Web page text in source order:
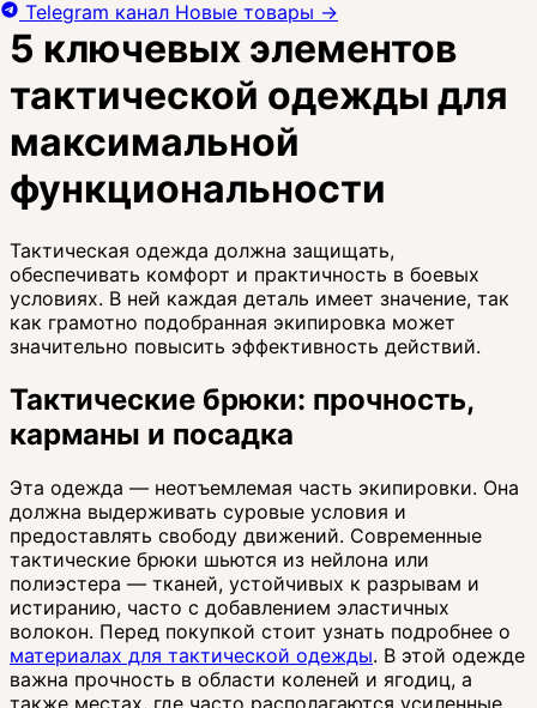
5 ключевых элементов
тактической одежды для
максимальной
функциональности
Тактическая одежда должна защищать,
обеспечивать комфорт и практичность в боевых
условиях. В ней каждая деталь имеет значение, так
как грамотно подобранная экипировка может
значительно повысить эффективность действий.
Тактические брюки: прочность,
карманы и посадка
Эта одежда — неотъемлемая часть экипировки. Она
должна выдерживать суровые условия и
предоставлять свободу движений. Современные
тактические брюки шьются из нейлона или
полиэстера — тканей, устойчивых к разрывам и
истиранию, часто с добавлением эластичных
волокон. Перед покупкой стоит узнать подробнее о
материалах для тактической одежды. В этой одежде
важна прочность в области коленей и ягодиц, а
также местах, где часто располагаются усиленные
Telegram канал Новые товары →